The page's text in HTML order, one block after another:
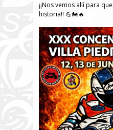
¡¡Nos vemos allí para
historia!! 💪🏍️🔥